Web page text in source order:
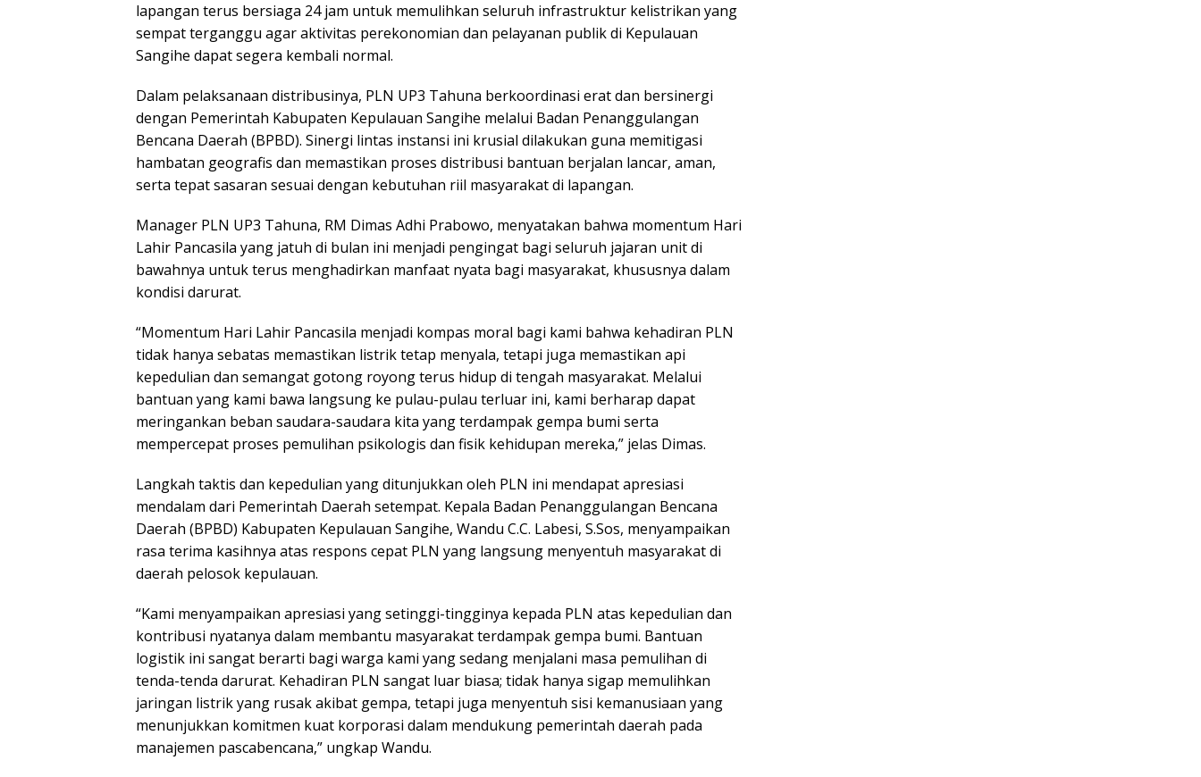
lapangan terus bersiaga 24 jam untuk memulihkan seluruh infrastruktur kelistrikan yang
sempat terganggu agar aktivitas perekonomian dan pelayanan publik di Kepulauan
Sangihe dapat segera kembali normal.
Dalam pelaksanaan distribusinya, PLN UP3 Tahuna berkoordinasi erat dan bersinergi
dengan Pemerintah Kabupaten Kepulauan Sangihe melalui Badan Penanggulangan
Bencana Daerah (BPBD). Sinergi lintas instansi ini krusial dilakukan guna memitigasi
hambatan geografis dan memastikan proses distribusi bantuan berjalan lancar, aman,
serta tepat sasaran sesuai dengan kebutuhan riil masyarakat di lapangan.
Manager PLN UP3 Tahuna, RM Dimas Adhi Prabowo, menyatakan bahwa momentum Hari
Lahir Pancasila yang jatuh di bulan ini menjadi pengingat bagi seluruh jajaran unit di
bawahnya untuk terus menghadirkan manfaat nyata bagi masyarakat, khususnya dalam
kondisi darurat.
“Momentum Hari Lahir Pancasila menjadi kompas moral bagi kami bahwa kehadiran PLN
tidak hanya sebatas memastikan listrik tetap menyala, tetapi juga memastikan api
kepedulian dan semangat gotong royong terus hidup di tengah masyarakat. Melalui
bantuan yang kami bawa langsung ke pulau-pulau terluar ini, kami berharap dapat
meringankan beban saudara-saudara kita yang terdampak gempa bumi serta
mempercepat proses pemulihan psikologis dan fisik kehidupan mereka,” jelas Dimas.
Langkah taktis dan kepedulian yang ditunjukkan oleh PLN ini mendapat apresiasi
mendalam dari Pemerintah Daerah setempat. Kepala Badan Penanggulangan Bencana
Daerah (BPBD) Kabupaten Kepulauan Sangihe, Wandu C.C. Labesi, S.Sos, menyampaikan
rasa terima kasihnya atas respons cepat PLN yang langsung menyentuh masyarakat di
daerah pelosok kepulauan.
“Kami menyampaikan apresiasi yang setinggi-tingginya kepada PLN atas kepedulian dan
kontribusi nyatanya dalam membantu masyarakat terdampak gempa bumi. Bantuan
logistik ini sangat berarti bagi warga kami yang sedang menjalani masa pemulihan di
tenda-tenda darurat. Kehadiran PLN sangat luar biasa; tidak hanya sigap memulihkan
jaringan listrik yang rusak akibat gempa, tetapi juga menyentuh sisi kemanusiaan yang
menunjukkan komitmen kuat korporasi dalam mendukung pemerintah daerah pada
manajemen pascabencana,” ungkap Wandu.